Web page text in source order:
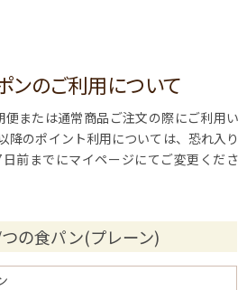
ンのご利用について
または通常商品ご注文の際にご利用い
降のポイント利用については、恐れ入り
前までにマイページにてご変更くださ
の食パン(プレーン)